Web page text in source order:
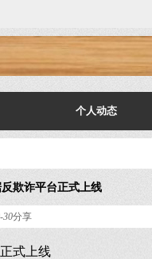
个人动态
欺诈平台正式上线
30分享
式上线